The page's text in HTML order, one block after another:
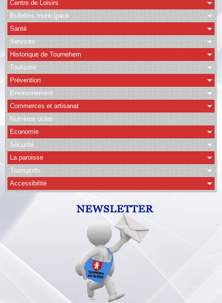
CAPSO
Agenda
Albums
Vidéos
Facebook
Contact
Centre de Loisirs
Bulletins municipaux
Santé
Services
Historique de Tournehem
Tourisme
Prévention
Environnement
Commerces et artisanat
Numéros utiles
Economie
Sécurité
La paroisse
Transports
Accessibilité